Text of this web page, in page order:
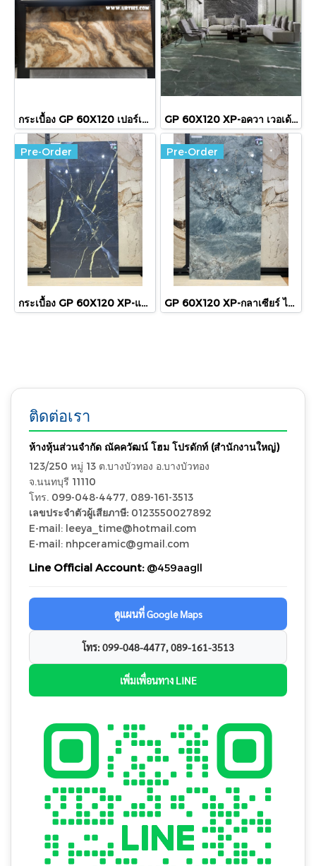
กระเบื้อง GP 60X120 เปอร์เซียน ออนิกซ์เวอเด้ HG RTPM GP 60X120 XP-อควา เวอเด้ (HYG/POL)R/T PM
Pre-Order
กระเบื้อง GP 60X120 XP-แปซิฟิค เทมโป้ (POL) R/T PM
Pre-Order
GP 60X120 XP-กลาเซียร์ ไซแอน (HG) R/T PM
ติดต่อเรา
ห้างหุ้นส่วนจำกัด ณัคควัฒน์ โฮม โปรดักท์ (สำนักงานใหญ่)
123/250 หมู่ 13 ต.บางบัวทอง อ.บางบัวทอง
จ.นนทบุรี 11110
โทร. 099-048-4477, 089-161-3513
เลขประจำตัวผู้เสียภาษี: 0123550027892
E-mail: leeya_time@hotmail.com
E-mail: nhpceramic@gmail.com
Line Official Account:@459aagll
ดูแผนที่ Google Maps
โทร: 099-048-4477, 089-161-3513
เพิ่มเพื่อนทาง LINE